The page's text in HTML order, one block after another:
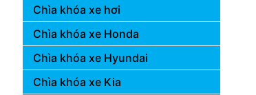
Chìa khóa xe hơi
Chìa khóa xe Honda
Chìa khóa xe Hyundai
Chìa khóa xe Kia